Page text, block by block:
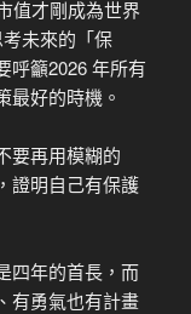
值才剛成為世界
未來的「保
呼籲2026 年所有
最好的時機。
要再用模糊的
證明自己有保護
四年的首長，而
有勇氣也有計畫